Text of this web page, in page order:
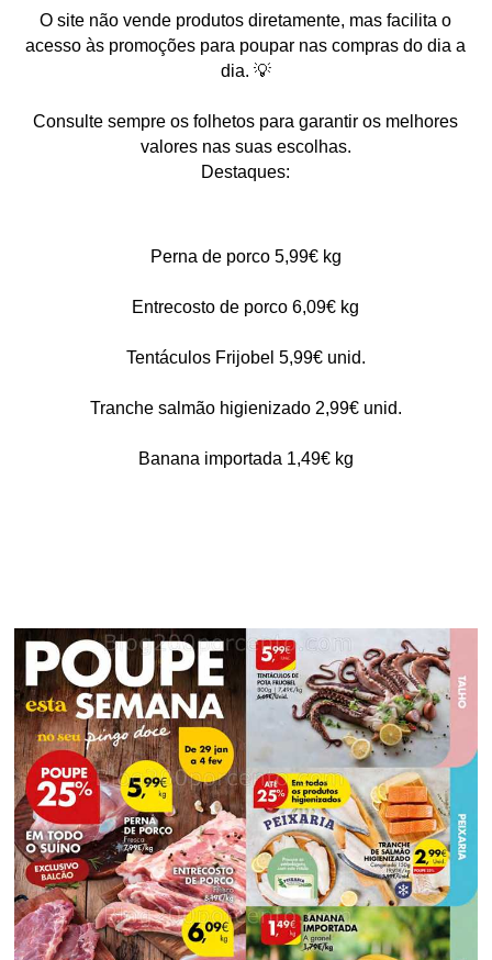
O site não vende produtos diretamente, mas facilita o
acesso às promoções para poupar nas compras do dia a
dia. 💡
Consulte sempre os folhetos para garantir os melhores
valores nas suas escolhas.
Destaques:
Perna de porco 5,99€ kg
Entrecosto de porco 6,09€ kg
Tentáculos Frijobel 5,99€ unid.
Tranche salmão higienizado 2,99€ unid.
Banana importada 1,49€ kg